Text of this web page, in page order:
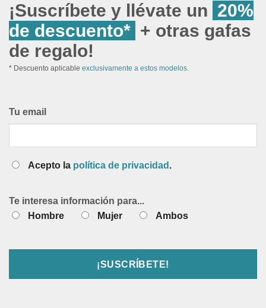
¡Suscríbete y llévate un 20%
de descuento* + otras gafas
de regalo!
* Descuento aplicable exclusivamente a estos modelos.
Tu email
Acepto la política de privacidad .
Te interesa información para...
Hombre
Mujer Ambos